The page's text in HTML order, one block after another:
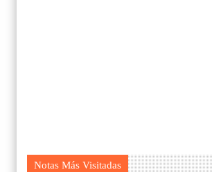
Notas Más Visitadas